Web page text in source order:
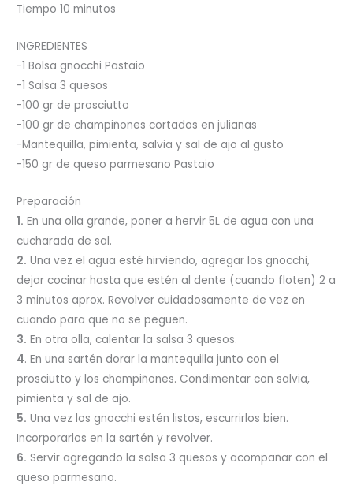
Tiempo 10 minutos
INGREDIENTES
-1 Bolsa gnocchi Pastaio
-1 Salsa 3 quesos
-100 gr de prosciutto
-100 gr de champiñones cortados en julianas
-Mantequilla, pimienta, salvia y sal de ajo al gusto
-150 gr de queso parmesano Pastaio
Preparación
1. En una olla grande, poner a hervir 5L de agua con una
cucharada de sal.
2. Una vez el agua esté hirviendo, agregar los gnocchi,
dejar cocinar hasta que estén al dente (cuando floten) 2 a
3 minutos aprox. Revolver cuidadosamente de vez en
cuando para que no se peguen.
3. En otra olla, calentar la salsa 3 quesos.
4. En una sartén dorar la mantequilla junto con el
prosciutto y los champiñones. Condimentar con salvia,
pimienta y sal de ajo.
5. Una vez los gnocchi estén listos, escurrirlos bien.
Incorporarlos en la sartén y revolver.
6. Servir agregando la salsa 3 quesos y acompañar con el
queso parmesano.